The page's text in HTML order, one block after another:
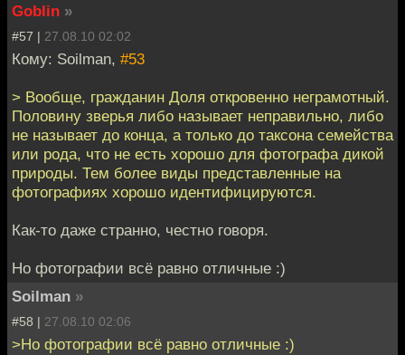
Goblin »
#57 | 27.08.10 02:02
Кому: Soilman, #53
> Вообще, гражданин Доля откровенно неграмотный.
Половину зверья либо называет неправильно, либо
не называет до конца, а только до таксона семейства
или рода, что не есть хорошо для фотографа дикой
природы. Тем более виды представленные на
фотографиях хорошо идентифицируются.
Как-то даже странно, честно говоря.
Но фотографии всё равно отличные :)
Soilman »
#58 | 27.08.10 02:06
>Но фотографии всё равно отличные :)